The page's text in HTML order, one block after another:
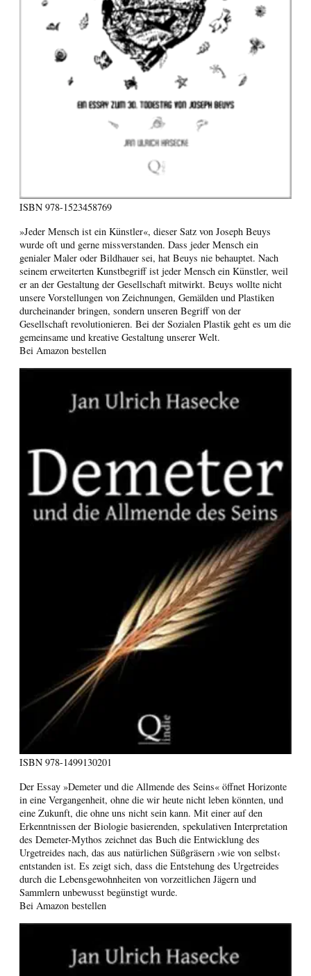
ISBN 978-1523458769
»Jeder Mensch ist ein Künstler«, dieser Satz von Joseph Beuys
wurde oft und gerne missverstanden. Dass jeder Mensch ein
genialer Maler oder Bildhauer sei, hat Beuys nie behauptet. Nach
seinem erweiterten Kunstbegriff ist jeder Mensch ein Künstler, weil
er an der Gestaltung der Gesellschaft mitwirkt. Beuys wollte nicht
unsere Vorstellungen von Zeichnungen, Gemälden und Plastiken
durcheinander bringen, sondern unseren Begriff von der
Gesellschaft revolutionieren. Bei der Sozialen Plastik geht es um die
gemeinsame und kreative Gestaltung unserer Welt.
Bei Amazon bestellen
ISBN 978-1499130201
Der Essay »Demeter und die Allmende des Seins« öffnet Horizonte
in eine Vergangenheit, ohne die wir heute nicht leben könnten, und
eine Zukunft, die ohne uns nicht sein kann. Mit einer auf den
Erkenntnissen der Biologie basierenden, spekulativen Interpretation
des Demeter-Mythos zeichnet das Buch die Entwicklung des
Urgetreides nach, das aus natürlichen Süßgräsern ›wie von selbst‹
entstanden ist. Es zeigt sich, dass die Entstehung des Urgetreides
durch die Lebensgewohnheiten von vorzeitlichen Jägern und
Sammlern unbewusst begünstigt wurde.
Bei Amazon bestellen